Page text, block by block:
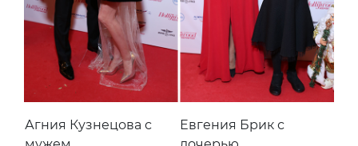
Агния Кузнецова с
Евгения Брик с